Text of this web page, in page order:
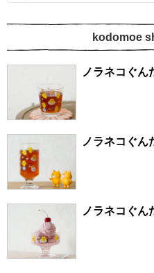
kodomoe